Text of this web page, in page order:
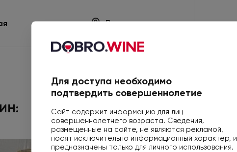
Показать на карте
Для доступа необходимо
подтвердить совершеннолетие
Сайт содержит информацию для лиц
совершеннолетнего возраста. Сведения,
размещенные на сайте, не являются рекламой,
носят исключительно информационный характер, и
предназначены только для личного использования.